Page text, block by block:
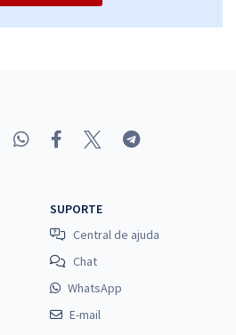
SUPORTE
Central de ajuda
Chat
WhatsApp
E-mail